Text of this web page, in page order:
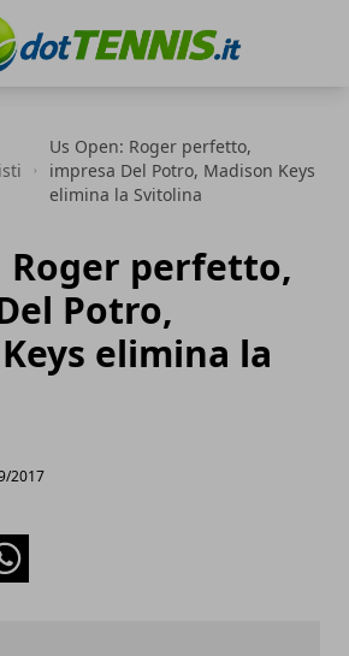
Us Open: Roger perfetto,
impresa Del Potro, Madison Keys
elimina la Svitolina
Roger perfetto,
Potro,
elimina la
2017